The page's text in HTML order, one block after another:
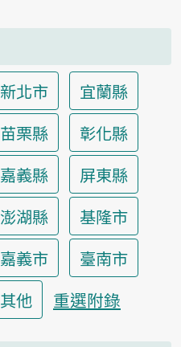
新北市
宜蘭縣
苗栗縣
彰化縣
嘉義縣
屏東縣
澎湖縣
基隆市
嘉義市
臺南市
其他 重選附錄